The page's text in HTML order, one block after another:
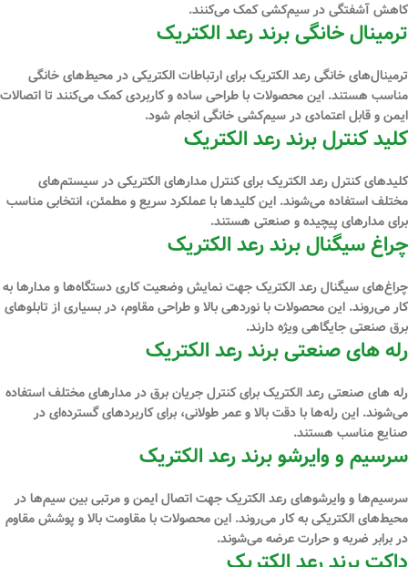
کاهش آشفتگی در سیم‌کشی کمک می‌کنند.
ترمینال خانگی برند رعد الکتریک
ترمینال‌های خانگی رعد الکتریک برای ارتباطات الکتریکی در محیط‌های خانگی
مناسب هستند. این محصولات با طراحی ساده و کاربردی کمک می‌کنند تا اتصالات
ایمن و قابل اعتمادی در سیم‌کشی خانگی انجام شود.
کلید کنترل برند رعد الکتریک
کلیدهای کنترل رعد الکتریک برای کنترل مدارهای الکتریکی در سیستم‌های
مختلف استفاده می‌شوند. این کلیدها با عملکرد سریع و مطمئن، انتخابی مناسب
برای مدارهای پیچیده و صنعتی هستند.
چراغ سیگنال برند رعد الکتریک
چراغ‌های سیگنال رعد الکتریک جهت نمایش وضعیت کاری دستگاه‌ها و مدارها به
کار می‌روند. این محصولات با نوردهی بالا و طراحی مقاوم، در بسیاری از تابلوهای
برق صنعتی جایگاهی ویژه دارند.
رله ‌های صنعتی برند رعد الکتریک
رله ‌های صنعتی رعد الکتریک برای کنترل جریان برق در مدارهای مختلف استفاده
می‌شوند. این رله‌ها با دقت بالا و عمر طولانی، برای کاربردهای گسترده‌ای در
صنایع مناسب هستند.
سرسیم و وایرشو برند رعد الکتریک
سرسیم‌ها و وایرشوهای رعد الکتریک جهت اتصال ایمن و مرتبی بین سیم‌ها در
محیط‌های الکتریکی به کار می‌روند. این محصولات با مقاومت بالا و پوشش مقاوم
در برابر ضربه و حرارت عرضه می‌شوند.